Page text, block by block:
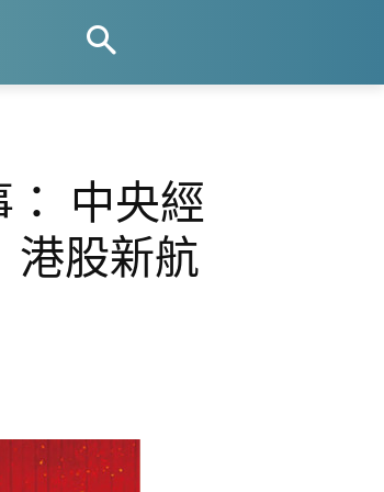
： 中央經
港股新航